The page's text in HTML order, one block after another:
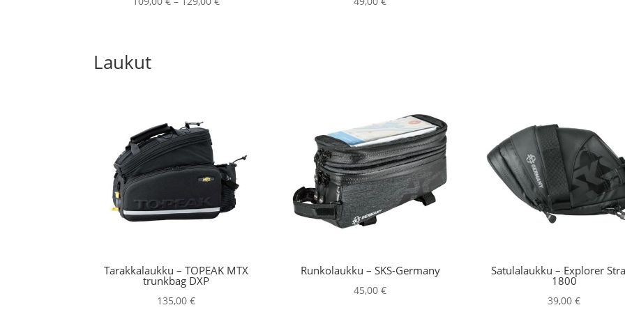
Laukut
Tarakkalaukku – TOPEAK MTX
trunkbag DXP
135,00€
Runkolaukku – SKS-Germany
45,00€
Satulalaukku – Explorer
1800
39,00€